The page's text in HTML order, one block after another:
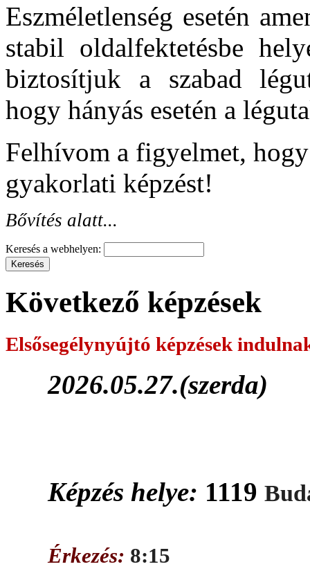
Eszméletlenség esetén
stabil oldalfektetésbe
biztosítjuk a szabad
hogy hányás esetén a
Felhívom a figyelmet,
gyakorlati képzést!
Bővítés alatt...
Keresés a webhelyen:
Következő képzések
Elsősegélynyújtó képzések
2026.05.27.(szerda)
Képzés helye: 1119
Érkezés: 8:15